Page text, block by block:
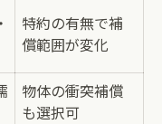
特約の有無で補
償範囲が変化
物体の衝突補償
も選択可